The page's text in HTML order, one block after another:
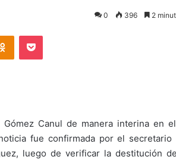
0 396 2
Odnoklassniki
Pocket
Canul de manera interina en
fue confirmada por el secretario
luego de verificar la destitución